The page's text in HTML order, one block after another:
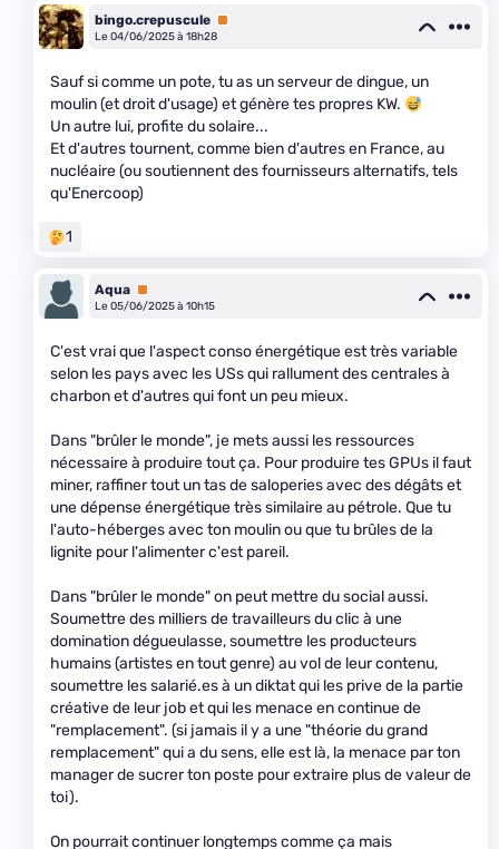
bingo.crepuscule Premium
Le 04/06/2025 à 18h28
Sauf si comme un pote, tu as un serveur de dingue, un
moulin (et droit d'usage) et génère tes propres KW.
Un autre lui, profite du solaire...
Et d'autres tournent, comme bien d'autres en France, au
nucléaire (ou soutiennent des fournisseurs alternatifs, tels
qu'Enercoop)
1
Aqua Premium
Le 05/06/2025 à 10h15
C'est vrai que l'aspect conso énergétique est très variable
selon les pays avec les USs qui rallument des centrales à
charbon et d'autres qui font un peu mieux.
Dans "brûler le monde", je mets aussi les ressources
nécessaire à produire tout ça. Pour produire tes GPUs il faut
miner, raffiner tout un tas de saloperies avec des dégâts et
une dépense énergétique très similaire au pétrole. Que tu
l'auto-héberges avec ton moulin ou que tu brûles de la
lignite pour l'alimenter c'est pareil.
Dans "brûler le monde" on peut mettre du social aussi.
Soumettre des milliers de travailleurs du clic à une
domination dégueulasse, soumettre les producteurs
humains (artistes en tout genre) au vol de leur contenu,
soumettre les salarié.es à un diktat qui les prive de la partie
créative de leur job et qui les menace en continue de
"remplacement". (si jamais il y a une "théorie du grand
remplacement" qui a du sens, elle est là, la menace par ton
manager de sucrer ton poste pour extraire plus de valeur de
toi).
On pourrait continuer longtemps comme ça mais